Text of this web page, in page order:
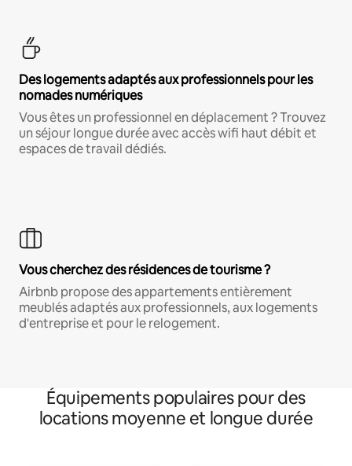
Des logements adaptés aux professionnels pour les
nomades numériques
Vous êtes un professionnel en déplacement ? Trouvez
un séjour longue durée avec accès wifi haut débit et
espaces de travail dédiés.
Vous cherchez des résidences de tourisme ?
Airbnb propose des appartements entièrement
meublés adaptés aux professionnels, aux logements
d'entreprise et pour le relogement.
Équipements populaires pour des
locations moyenne et longue durée